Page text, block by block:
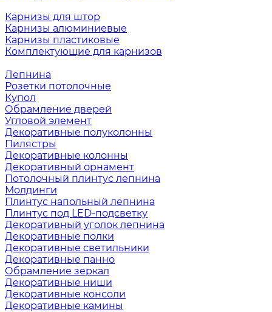
Карнизы для штор
Карнизы алюминиевые
Карнизы пластиковые
Комплектующие для карнизов
Лепнина
Розетки потолочные
Купол
Обрамление дверей
Угловой элемент
Декоративные полуколонны
Пилястры
Декоративные колонны
Декоративный орнамент
Потолочный плинтус лепнина
Молдинги
Плинтус напольный лепнина
Плинтус под LED-подсветку
Декоративный уголок лепнина
Декоративные полки
Декоративные светильники
Декоративные панно
Обрамление зеркал
Декоративные ниши
Декоративные консоли
Декоративные камины